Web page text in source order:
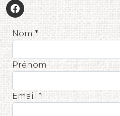
Nom *
Prénom
Email *